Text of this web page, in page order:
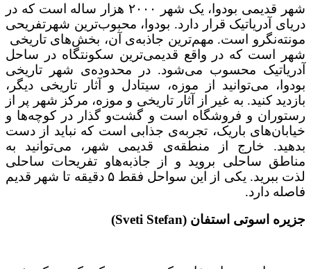
شهر قدیمی بودوا، یک شهر ۲۰۰۰ هزار ساله است که در
دریای آدریاتیک قرار دارد. بودوا، محبوب‌ترین شهرتفریحی
مونته‌نگرو است. مهم‌ترین جاذبه‌ی آن، بخش‌های تاریخی
شهر است که در واقع قدیمی‌ترین سکونتگاه در ساحل
آدریاتیک محسوب می‌شود. در محدوده‌ی شهر تاریخی
بودوا، می‌توانید از موزه، سیتادل و آثار تاریخی دیگر،
بازدید کنید. به غیر از آثار تاریخی و موزه، مرکز شهر پر از
رستوران و فروشگاه است و گشت‌و گذار در کوچه‌ها و
خیابان‌های باریک، تجربه‌ی جذابی است که نباید از دست
بدهید. خارج از منطقه‌ی قدیمی شهر، می‌توانید به
مناطق ساحلی بروید و از جاذبه‌هاو تفریحات ساحلی
لذت ببرید. یکی از این سواحل فقط ۵ دقیقه تا شهر قدیم
فاصله دارد.
جزیره اسوتی استفان (Sveti Stefan)